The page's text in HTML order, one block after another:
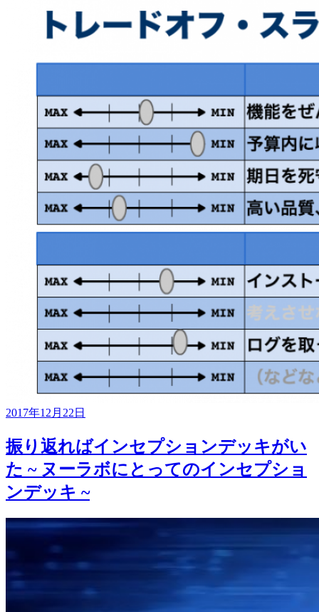
2017年12月22日
振り返ればインセプションデッキがい
た ~ ヌーラボにとってのインセプショ
ンデッキ ~